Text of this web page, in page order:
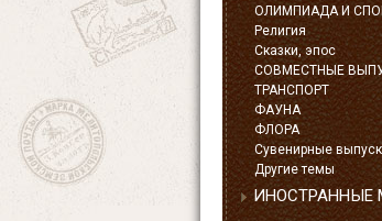
ОЛИМПИАДА И
Религия
Сказки, эпос
СОВМЕСТНЫЕ
ТРАНСПОРТ
ФАУНА
ФЛОРА
Сувенирные
Другие темы
ИНОСТРАННЫЕ